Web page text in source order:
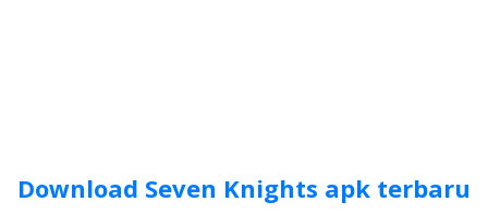
Download Seven Knights apk terbaru